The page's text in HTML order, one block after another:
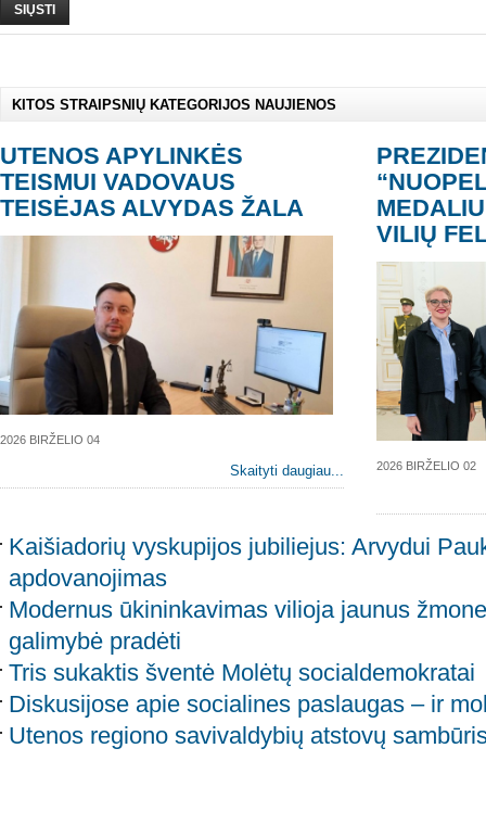
SIŲSTI
KITOS STRAIPSNIŲ KATEGORIJOS NAUJIENOS
UTENOS APYLINKĖS
TEISMUI VADOVAUS
TEISĖJAS ALVYDAS ŽALA
2026 BIRŽELIO 04
Skaityti daugiau...
VILIŲ
2026 BIRŽELIO 02
Kaišiadorių vyskupijos jubiliejus: Arvydui
apdovanojimas
Modernus ūkininkavimas vilioja jaunus
galimybė pradėti
Tris sukaktis šventė Molėtų socialdemokratai
Diskusijose apie socialines paslaugas – ir
Utenos regiono savivaldybių atstovų